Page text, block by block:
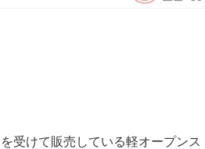
受けて販売している軽オープンス